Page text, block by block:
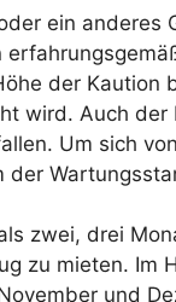
ein
der
wird. Auch
Um sich
der
zwei, drei
zu mieten.
und